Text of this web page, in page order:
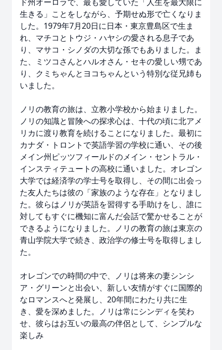
生きる」ことをしながら、予期せぬ形で亡くなりま
した。1979年7月20日に日本・東京豊島区で生ま
れ、マチコとトウジ・ハヤシの愛される息子であ
り、マサコ・シノダの大切な孫でもありました。ま
た、ミツコさんとハルオさん・セキの愛しい甥であ
り、クミちゃんとヨコちゃんという特別な従兄姉も
いました。
ノリの教育の旅は、立教小学校から始まりました。
ノリの知識と冒険への探求心は、十代の頃に北アメ
リカに渡り教育を続けることになりました。最初に
カナダ・トロントで英語学習の学校に通い、その後
メイン州ピッツフィールドのメイン・セントラル・
インスティテュートの高校に通いました。オレゴン
大学では経済学の学士号を取得し、その間に出会っ
た友人たちは彼の「家族のような存在」となりまし
た。彼らはノリが英語を習得する手助けをし、誰に
対してもすぐに機知に富んだ会話で驚かせることが
できるようになりました。ノリの教育の旅は東京の
青山学院大学で続き、政治学の修士号を取得しまし
た。
オレゴンでの時間の中で、ノリは将来の妻シンシ
ア・グリーンと出会い、新しい友情がすぐに国際的
なロマンスへと発展し、20年間にわたり共に生
き、愛を深めました。ノリは常にシンディを笑わ
せ、彼らはお互いの最高の伴侶として、シンプルな
楽しみ